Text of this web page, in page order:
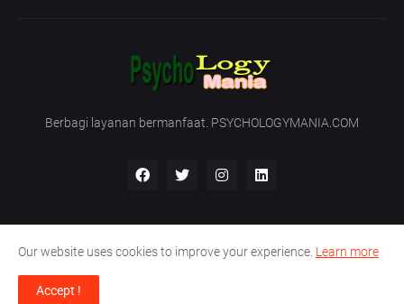
Berbagi layanan bermanfaat. PSYCHOLOGYMANIA.COM
Support by -
Tentang Kami Hubungi Kami
Our website uses cookies to improve your experience. Learn more
Accept !